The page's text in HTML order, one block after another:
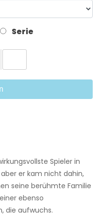
Serie
Spieler in
er kam nicht dahin,
seine berühmte Familie
ebenso
die aufwuchs.